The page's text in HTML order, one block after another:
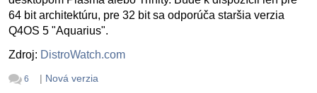
64 bit architektúru, pre 32 bit sa odporúča staršia verzia
Q4OS 5 "Aquarius".
Zdroj: DistroWatch.com
6 | Nová verzia